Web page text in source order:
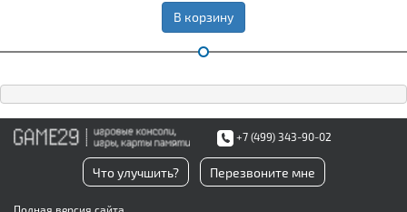
В корзину
+7 (499) 343-90-02
Что улучшить? Перезвоните мне
Полная версия сайта